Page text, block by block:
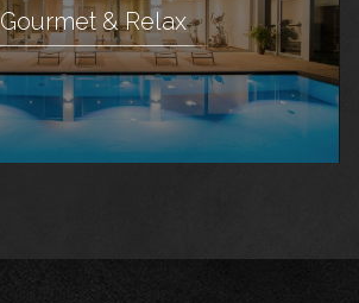
Gourmet & Relax